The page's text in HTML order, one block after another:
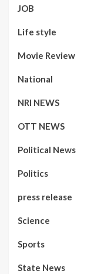
JOB
Life style
Movie Review
National
NRI NEWS
OTT NEWS
Political News
Politics
press release
Science
Sports
State News